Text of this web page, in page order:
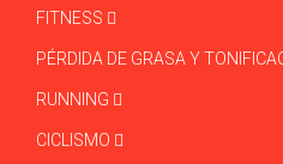
FITNESS
PÉRDIDA DE GRASA Y
RUNNING
CICLISMO